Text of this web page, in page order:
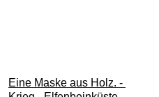
Eine Maske aus Holz. -